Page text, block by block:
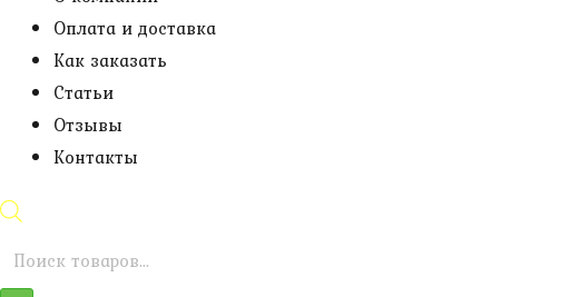
Оплата и доставка
Как заказать
Статьи
Отзывы
Контакты
Поиск